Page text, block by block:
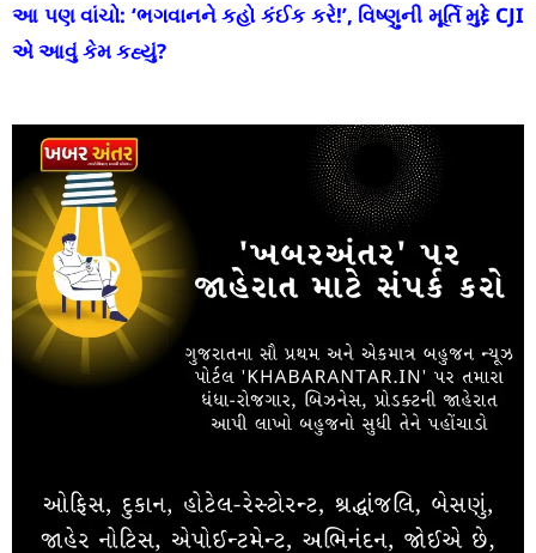
આ પણ વાંચો: ‘ભગવાનને કહો કંઈક કરે!’, વિષ્ણુની મૂર્તિ મુદ્દે CJI
એ આવું કેમ કહ્યું?